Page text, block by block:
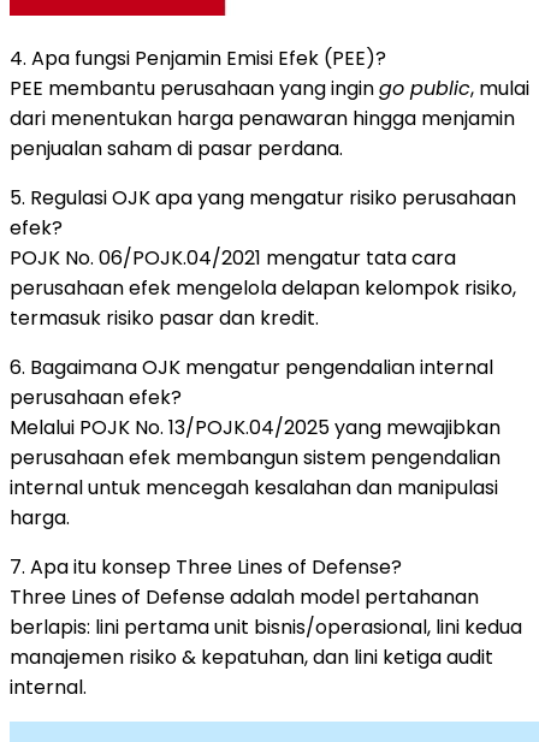
4. Apa fungsi Penjamin Emisi Efek (PEE)?
PEE membantu perusahaan yang ingingo public, mulai
dari menentukan harga penawaran hingga menjamin
penjualan saham di pasar perdana.
5. Regulasi OJK apa yang mengatur risiko perusahaan
efek?
POJK No. 06/POJK.04/2021 mengatur tata cara
perusahaan efek mengelola delapan kelompok risiko,
termasuk risiko pasar dan kredit.
6. Bagaimana OJK mengatur pengendalian internal
perusahaan efek?
Melalui POJK No. 13/POJK.04/2025 yang mewajibkan
perusahaan efek membangun sistem pengendalian
internal untuk mencegah kesalahan dan manipulasi
harga.
7. Apa itu konsep Three Lines of Defense?
Three Lines of Defense adalah model pertahanan
berlapis: lini pertama unit bisnis/operasional, lini kedua
manajemen risiko & kepatuhan, dan lini ketiga audit
internal.